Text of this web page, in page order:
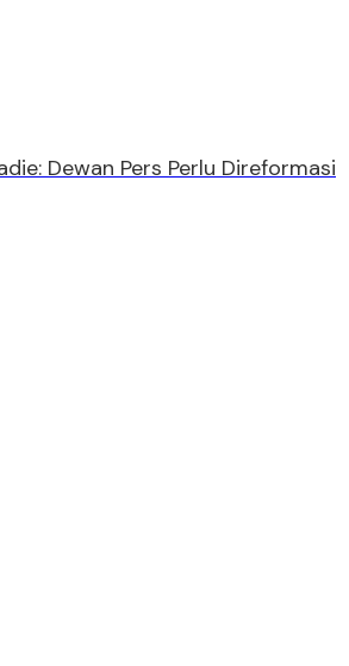
Dewan Pers Perlu Direformasi